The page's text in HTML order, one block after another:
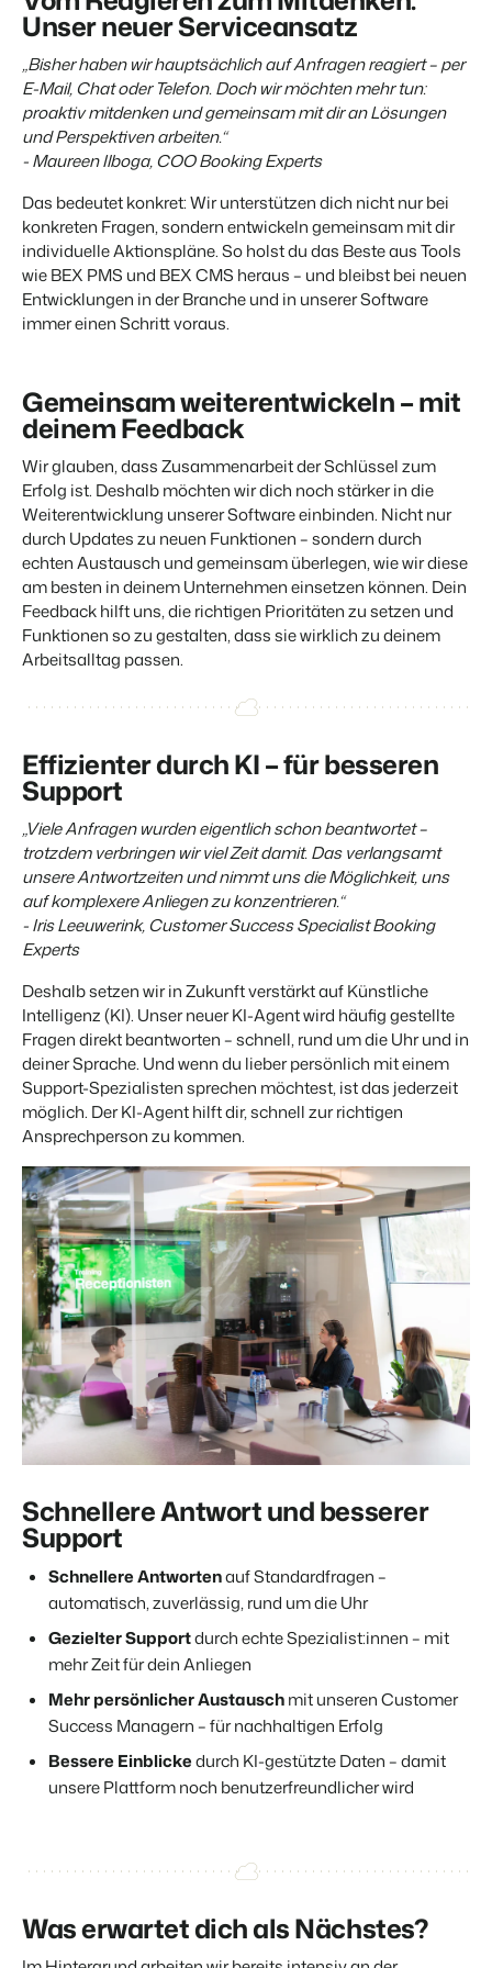
Generiere Leads für den Verkauf deiner Ferienimmobilie.
BEX Linguist
Begrüße Gäste in ihrer Landessprache.
Marketing
Online-Marketing
Die starke Kombination aus Markenbildung und Performance-
Marketing
Immobilien Marketing
Dein Projekt im Handumdrehen ausverkauft.
Premium BI-Tool
BEX Übersicht
Entdecke die unzähligen Vorteile der Booking Experts
Plattform.
Für Ferienparks
Entdecke die Vorteile von Booking Experts für Ferienparks.
App Store
Mach die Plattform zu deiner eigenen mithilfe der
Anbindung zu anderen Systemen.
Verbreite dein Angebot auf
relevante Channels und
erreiche deine Zielgruppe.
Mehr erfahren
Entwickle deine Lösung mit unserer offenen API.
Trust Center
Vertrauen bei Booking Experts
Über uns
Customer Success
Erhalte Antworten auf deine Fragen.
Jobs
Finde hier deinen neuen Traumjob!
Über uns
Lerne unsere Kultur & Werte kennen.
FRÜBUCHERSAISON
Praktische Tipps für die wichtigsten
Buchungswochen des Jahres.
Zum Blog
Schlüsselloser Zugang bei Camping de
Unser neuer Serviceansatz
„Bisher haben wir hauptsächlich auf Anfragen reagiert – per
E-Mail, Chat oder Telefon. Doch wir möchten mehr tun:
proaktiv mitdenken und gemeinsam mit dir an Lösungen
und Perspektiven arbeiten.“
- Maureen Ilboga, COO Booking Experts
Das bedeutet konkret: Wir unterstützen dich nicht nur bei
konkreten Fragen, sondern entwickeln gemeinsam mit dir
individuelle Aktionspläne. So holst du das Beste aus Tools
wie BEX PMS und BEX CMS heraus – und bleibst bei neuen
Entwicklungen in der Branche und in unserer Software
immer einen Schritt voraus.
Gemeinsam weiterentwickeln – mit
deinem Feedback
Wir glauben, dass Zusammenarbeit der Schlüssel zum
Erfolg ist. Deshalb möchten wir dich noch stärker in die
Weiterentwicklung unserer Software einbinden. Nicht nur
durch Updates zu neuen Funktionen – sondern durch
echten Austausch und gemeinsam überlegen, wie wir diese
am besten in deinem Unternehmen einsetzen können. Dein
Feedback hilft uns, die richtigen Prioritäten zu setzen und
Funktionen so zu gestalten, dass sie wirklich zu deinem
Arbeitsalltag passen.
Effizienter durch KI – für besseren
Support
„Viele Anfragen wurden eigentlich schon beantwortet –
trotzdem verbringen wir viel Zeit damit. Das verlangsamt
unsere Antwortzeiten und nimmt uns die Möglichkeit, uns
auf komplexere Anliegen zu konzentrieren.“
- Iris Leeuwerink, Customer Success Specialist Booking
Experts
Deshalb setzen wir in Zukunft verstärkt auf Künstliche
Intelligenz (KI). Unser neuer KI-Agent wird häufig gestellte
Fragen direkt beantworten – schnell, rund um die Uhr und in
deiner Sprache. Und wenn du lieber persönlich mit einem
Support-Spezialisten sprechen möchtest, ist das jederzeit
möglich. Der KI-Agent hilft dir, schnell zur richtigen
Ansprechperson zu kommen.
Schnellere Antwort und besserer
Support
Schnellere Antwortenauf Standardfragen –
automatisch, zuverlässig, rund um die Uhr
Gezielter Supportdurch echte Spezialist:innen – mit
mehr Zeit für dein Anliegen
Mehr persönlicher Austauschmit unseren Customer
Success Managern – für nachhaltigen Erfolg
Bessere Einblickedurch KI-gestützte Daten – damit
unsere Plattform noch benutzerfreundlicher wird
Was erwartet dich als Nächstes?